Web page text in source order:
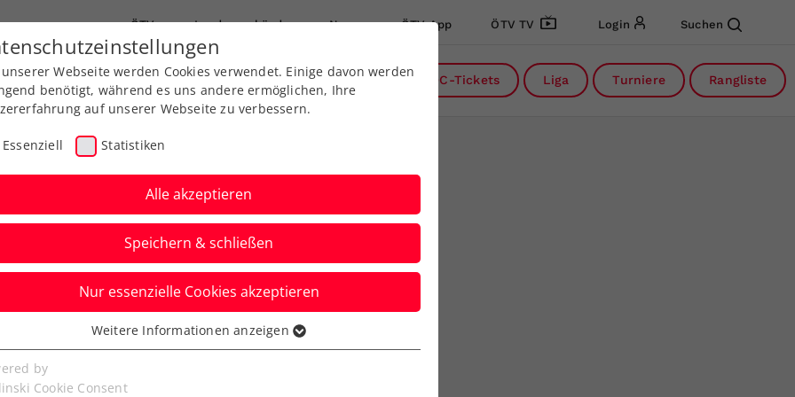
ÖTV Landesverbände News ÖTV App ÖTV TV Login Suchen
Ausbildung Services Über uns FAQ DC-Tickets Liga Turniere Rangliste
Spring
by Sportland NÖ:
Webseite werden Cookies verwendet. Einige davon werden
benötigt, während es uns andere ermöglichen, Ihre
auf unserer Webseite zu verbessern.
Essenziell Statistiken
Alle akzeptieren
Speichern & schließen
Nur essenzielle Cookies akzeptieren
Cookies werden für grundlegende Funktionen der
benötigt. Dadurch ist gewährleistet, dass die Webseite
Weitere Informationen anzeigen
by
Cookie Consent